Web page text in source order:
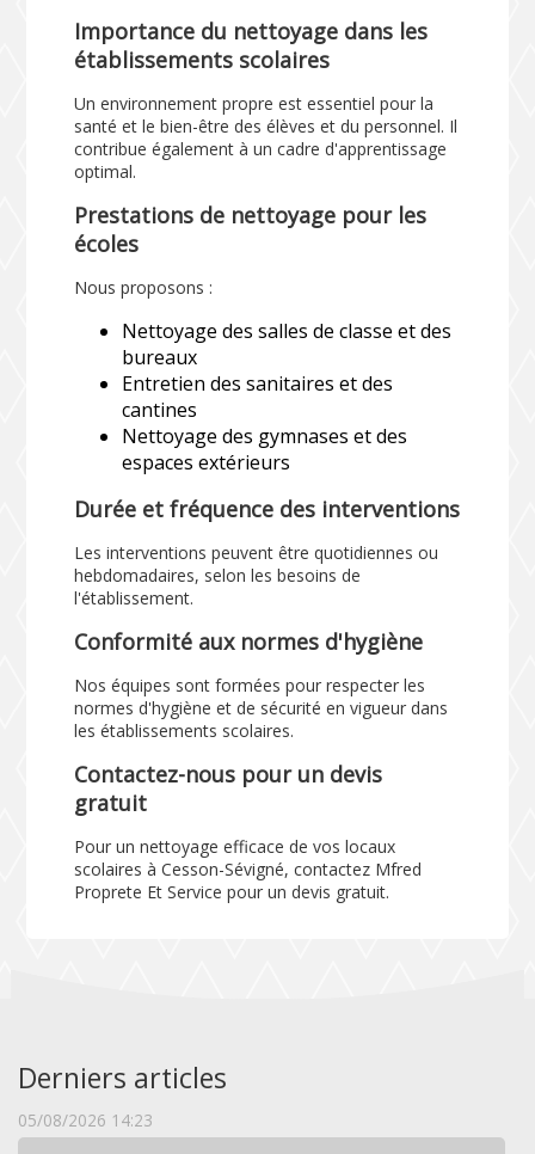
Importance du nettoyage dans les
établissements scolaires
Un environnement propre est essentiel pour la
santé et le bien-être des élèves et du personnel. Il
contribue également à un cadre d'apprentissage
optimal.
Prestations de nettoyage pour les
écoles
Nous proposons :
Nettoyage des salles de classe et des
bureaux
Entretien des sanitaires et des
cantines
Nettoyage des gymnases et des
espaces extérieurs
Durée et fréquence des interventions
Les interventions peuvent être quotidiennes ou
hebdomadaires, selon les besoins de
l'établissement.
Conformité aux normes d'hygiène
Nos équipes sont formées pour respecter les
normes d'hygiène et de sécurité en vigueur dans
les établissements scolaires.
Contactez-nous pour un devis
gratuit
Pour un nettoyage efficace de vos locaux
scolaires à Cesson-Sévigné, contactez Mfred
Proprete Et Service pour un devis gratuit.
Derniers articles
05/08/2026 14:23